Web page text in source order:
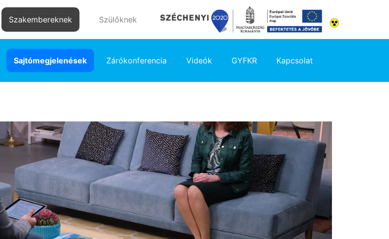
Szakembereknek Szülőknek
Sajtómegjelenések Zárókonferencia Videók GYFKR Kapcsolat